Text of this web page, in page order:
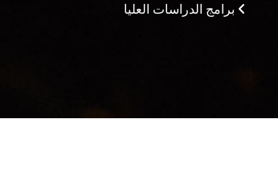
برامج الدراسات العليا